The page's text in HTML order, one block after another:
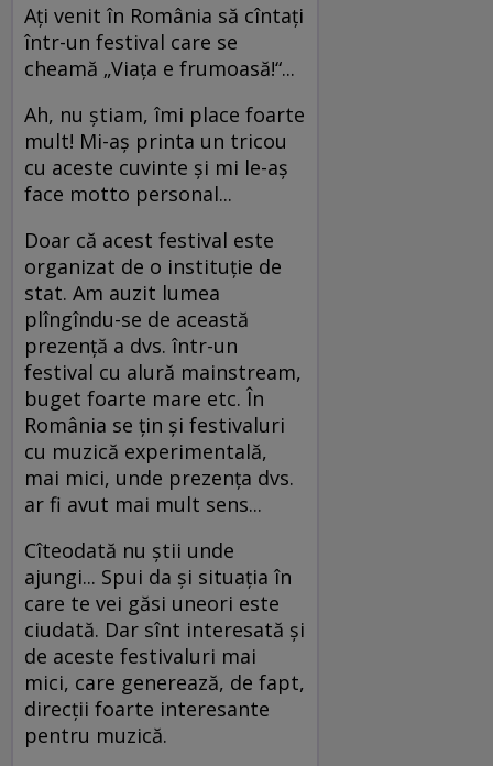
Aţi venit în România să cîntaţi
într-un festival care se
cheamă „Viaţa e frumoasă!“...
Ah, nu ştiam, îmi place foarte
mult! Mi-aş printa un tricou
cu aceste cuvinte şi mi le-aş
face motto personal...
Doar că acest festival este
organizat de o instituţie de
stat. Am auzit lumea
plîngîndu-se de această
prezenţă a dvs. într-un
festival cu alură mainstream,
buget foarte mare etc. În
România se ţin şi festivaluri
cu muzică experimentală,
mai mici, unde prezenţa dvs.
ar fi avut mai mult sens...
Cîteodată nu ştii unde
ajungi... Spui da şi situaţia în
care te vei găsi uneori este
ciudată. Dar sînt interesată şi
de aceste festivaluri mai
mici, care generează, de fapt,
direcţii foarte interesante
pentru muzică.